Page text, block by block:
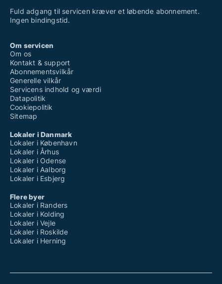
Fuld adgang til servicen kræver et løbende abonnement.
Ingen bindingstid.
Om servicen
Om os
Kontakt & support
Abonnementsvilkår
Generelle vilkår
Servicens indhold og værdi
Datapolitik
Cookiepolitik
Sitemap
Lokaler i Danmark
Lokaler i København
Lokaler i Århus
Lokaler i Odense
Lokaler i Aalborg
Lokaler i Esbjerg
Flere byer
Lokaler i Randers
Lokaler i Kolding
Lokaler i Vejle
Lokaler i Roskilde
Lokaler i Herning